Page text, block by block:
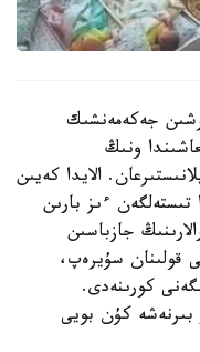
جەكەمەنشىك
ونىڭ
الايدا كەيىن
تىستەلگەن ءىز بارىن
جازباسىن
قولىنان سۇيرەپ،
كورىنەدى.
بىرنەشە كۇن بويى